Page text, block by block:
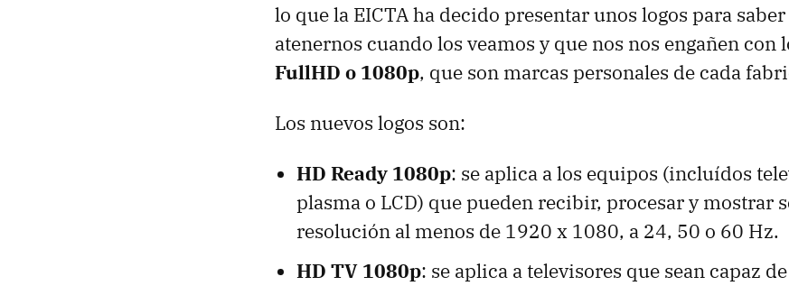
lo que la EICTA ha decido presentar unos logos para
atenernos cuando los veamos y que nos nos engañen con
FullHD o 1080p, que son marcas personales de cada
Los nuevos logos son:
HD Ready 1080p: se aplica a los equipos (incluídos
plasma o LCD) que pueden recibir, procesar y mostrar
resolución al menos de 1920 x 1080, a 24, 50 o 60 Hz.
HD TV 1080p: se aplica a televisores que sean capaz